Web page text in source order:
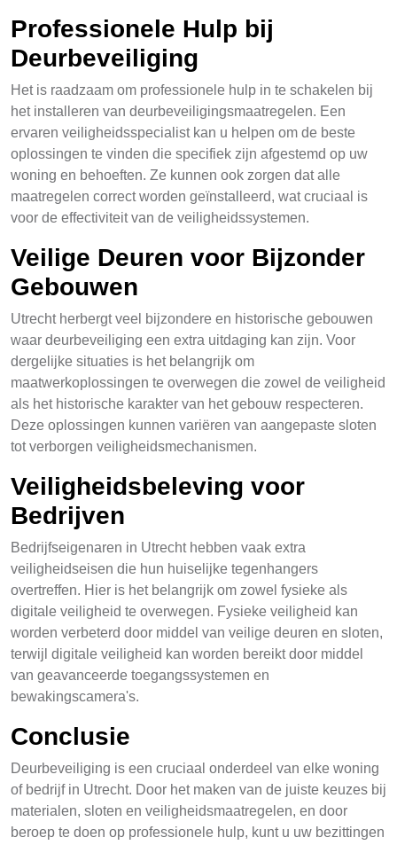
Professionele Hulp bij
Deurbeveiliging
Het is raadzaam om professionele hulp in te schakelen bij
het installeren van deurbeveiligingsmaatregelen. Een
ervaren veiligheidsspecialist kan u helpen om de beste
oplossingen te vinden die specifiek zijn afgestemd op uw
woning en behoeften. Ze kunnen ook zorgen dat alle
maatregelen correct worden geïnstalleerd, wat cruciaal is
voor de effectiviteit van de veiligheidssystemen.
Veilige Deuren voor Bijzonder
Gebouwen
Utrecht herbergt veel bijzondere en historische gebouwen
waar deurbeveiliging een extra uitdaging kan zijn. Voor
dergelijke situaties is het belangrijk om
maatwerkoplossingen te overwegen die zowel de veiligheid
als het historische karakter van het gebouw respecteren.
Deze oplossingen kunnen variëren van aangepaste sloten
tot verborgen veiligheidsmechanismen.
Veiligheidsbeleving voor
Bedrijven
Bedrijfseigenaren in Utrecht hebben vaak extra
veiligheidseisen die hun huiselijke tegenhangers
overtreffen. Hier is het belangrijk om zowel fysieke als
digitale veiligheid te overwegen. Fysieke veiligheid kan
worden verbeterd door middel van veilige deuren en sloten,
terwijl digitale veiligheid kan worden bereikt door middel
van geavanceerde toegangssystemen en
bewakingscamera's.
Conclusie
Deurbeveiliging is een cruciaal onderdeel van elke woning
of bedrijf in Utrecht. Door het maken van de juiste keuzes bij
materialen, sloten en veiligheidsmaatregelen, en door
beroep te doen op professionele hulp, kunt u uw bezittingen